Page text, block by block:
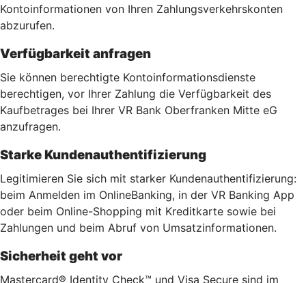
Kontoinformationen von Ihren Zahlungsverkehrskonten
abzurufen.
Verfügbarkeit anfragen
Sie können berechtigte Kontoinformationsdienste
berechtigen, vor Ihrer Zahlung die Verfügbarkeit des
Kaufbetrages bei Ihrer VR Bank Oberfranken Mitte eG
anzufragen.
Starke Kundenauthentifizierung
Legitimieren Sie sich mit starker Kundenauthentifizierung:
beim Anmelden im OnlineBanking, in der VR Banking App
oder beim Online-Shopping mit Kreditkarte sowie bei
Zahlungen und beim Abruf von Umsatzinformationen.
Sicherheit geht vor
Mastercard® Identity Check™ und Visa Secure sind im